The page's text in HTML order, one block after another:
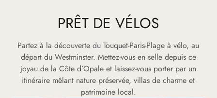
PRÊT DE VÉLOS
Partez à la découverte du Touquet-Paris-Plage à vélo, au
départ du Westminster. Mettez-vous en selle depuis ce
joyau de la Côte d’Opale et laissez-vous porter par un
itinéraire mêlant nature préservée, villas de charme et
patrimoine local.